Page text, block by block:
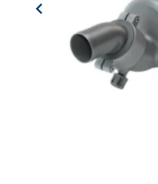
previous